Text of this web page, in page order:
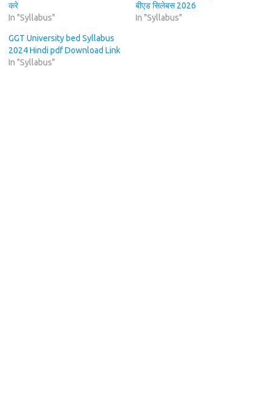
करे
In "Syllabus"
बीएड सिलेबस 2026
In "Syllabus"
GGT University bed Syllabus
2024 Hindi pdf Download Link
In "Syllabus"